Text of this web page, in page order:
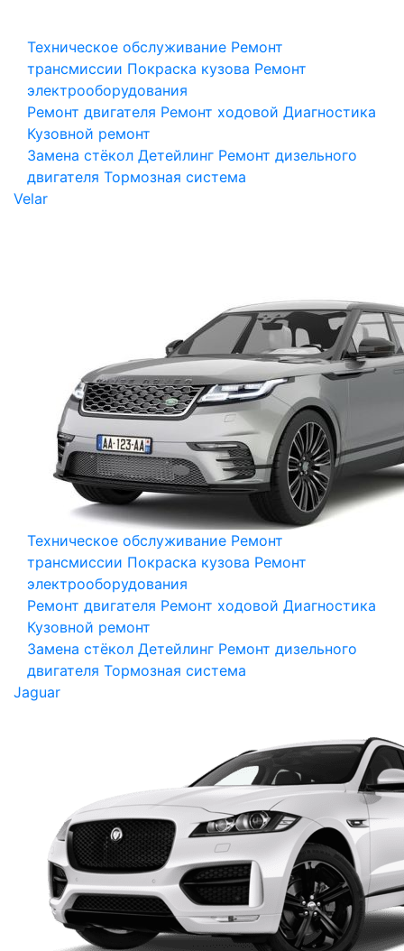
Техническое обслуживание Ремонт
трансмиссии Покраска кузова Ремонт
электрооборудования
Ремонт двигателя Ремонт ходовой Диагностика
Кузовной ремонт
Замена стёкол Детейлинг Ремонт дизельного
двигателя Тормозная система
Velar
Техническое обслуживание Ремонт
трансмиссии Покраска кузова Ремонт
электрооборудования
Ремонт двигателя Ремонт ходовой Диагностика
Кузовной ремонт
Замена стёкол Детейлинг Ремонт дизельного
двигателя Тормозная система
Jaguar